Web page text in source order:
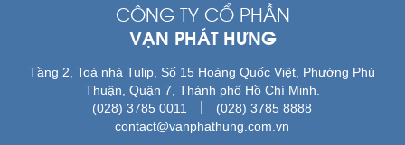
CÔNG TY CỔ PHẦN
VẠN PHÁT HƯNG
Tầng 2, Toà nhà Tulip, Số 15 Hoàng Quốc Việt, Phường Phú
Thuận, Quận 7, Thành phố Hồ Chí Minh.
(028) 3785 0011
(028) 3785 8888
contact@vanphathung.com.vn